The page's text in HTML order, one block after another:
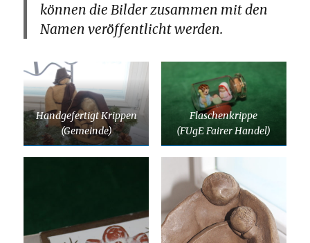
können die Bilder zusammen mit den
Namen veröffentlicht werden.
Handgefertigt Krippen
(Gemeinde)
Flaschenkrippe
(FUgE Fairer Handel)